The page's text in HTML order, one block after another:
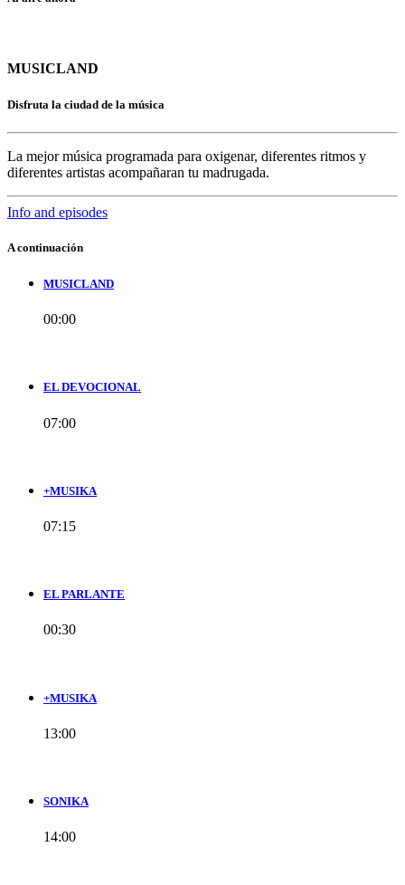
MUSICLAND
Disfruta la ciudad de la música
La mejor música programada para oxigenar, diferentes ritmos y
diferentes artistas acompañaran tu madrugada.
Info and episodes
A continuación
MUSICLAND
00:00
EL DEVOCIONAL
07:00
+MUSIKA
07:15
EL PARLANTE
00:30
+MUSIKA
13:00
SONIKA
14:00